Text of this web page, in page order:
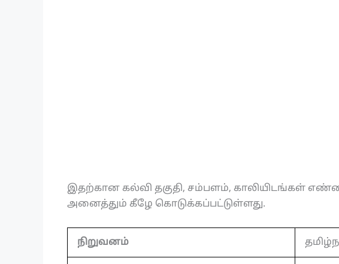
இதற்கான கல்வி தகுதி, சம்பளம், காலியிடங்கள்
அனைத்தும் கீழே கொடுக்கப்பட்டுள்ளது.
நிறுவனம்